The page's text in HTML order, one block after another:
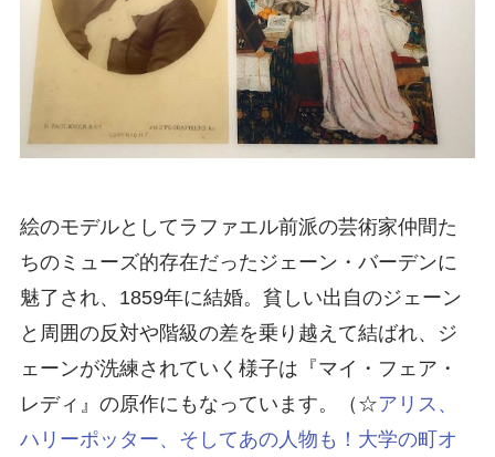
絵のモデルとしてラファエル前派の芸術家仲間た
ちのミューズ的存在だったジェーン・バーデンに
魅了され、1859年に結婚。貧しい出自のジェーン
と周囲の反対や階級の差を乗り越えて結ばれ、ジ
ェーンが洗練されていく様子は『マイ・フェア・
レディ』の原作にもなっています。（☆アリス、
ハリーポッター、そしてあの人物も！大学の町オ